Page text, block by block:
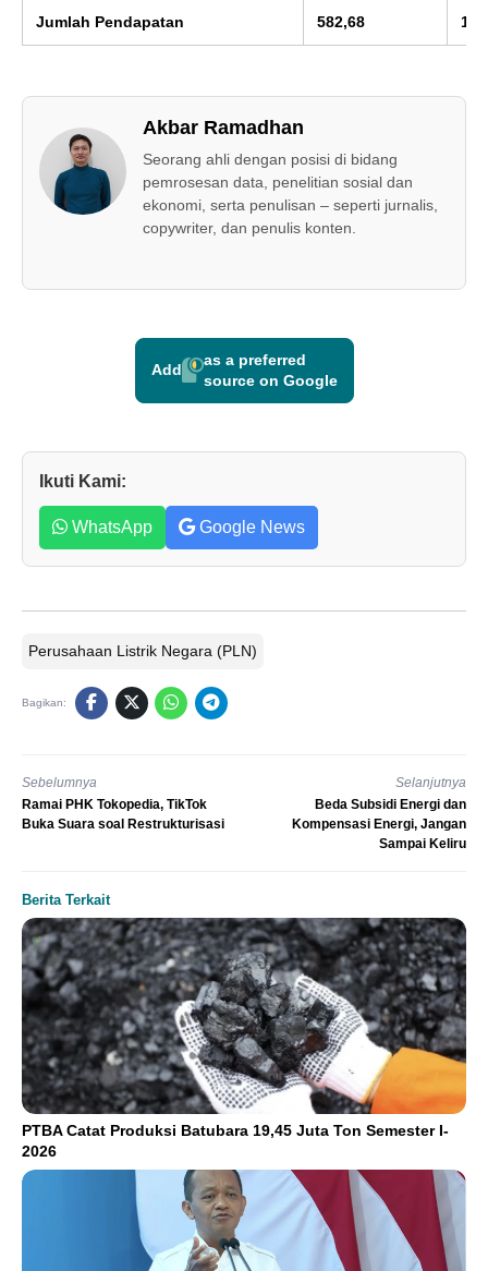
Jumlah Pendapatan 582,68
Akbar Ramadhan
Seorang ahli dengan posisi di bidang
pemrosesan data, penelitian sosial dan
ekonomi, serta penulisan – seperti jurnalis,
copywriter, dan penulis konten.
Add
as a preferred
source on Google
Ikuti Kami:
WhatsApp Google News
Perusahaan Listrik Negara (PLN)
Bagikan:
Sebelumnya
Ramai PHK Tokopedia, TikTok
Buka Suara soal Restrukturisasi
Selanjutnya
Beda Subsidi Energi dan
Kompensasi Energi, Jangan
Sampai Keliru
Berita Terkait
PTBA Catat Produksi Batubara 19,45 Juta Ton Semester I-
2026